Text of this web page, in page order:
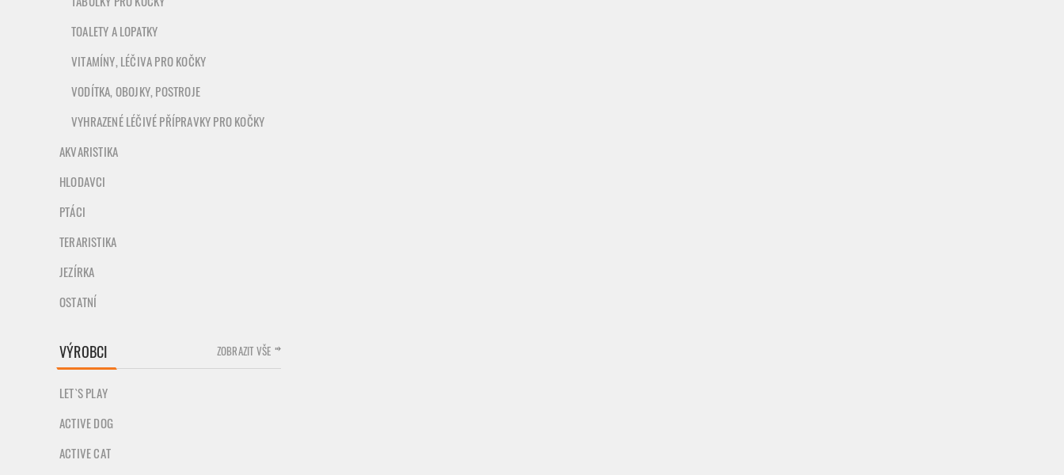
TOALETY A LOPATKY
VITAMÍNY, LÉČIVA PRO KOČKY
VODÍTKA, OBOJKY, POSTROJE
VYHRAZENÉ LÉČIVÉ PŘÍPRAVKY PRO KOČKY
AKVARISTIKA
HLODAVCI
PTÁCI
TERARISTIKA
JEZÍRKA
OSTATNÍ
VÝROBCI
LET`S PLAY
ACTIVE DOG
ACTIVE CAT
ZOBRAZIT VŠE